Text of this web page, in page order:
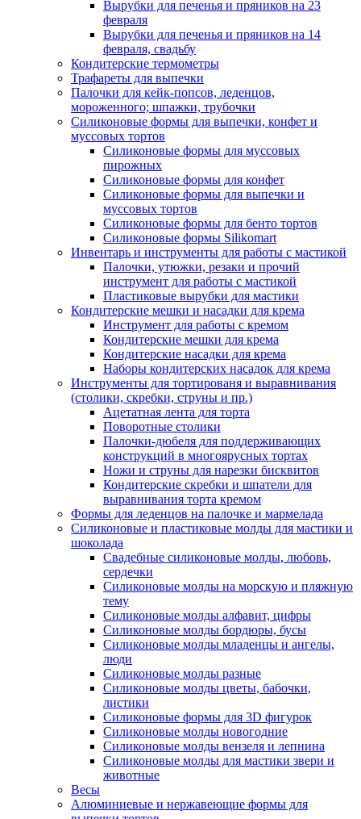
Вырубки для печенья и пряников на 23
февраля
Вырубки для печенья и пряников на 14
февраля, свадьбу
Кондитерские термометры
Трафареты для выпечки
Палочки для кейк-попсов, леденцов,
мороженного; шпажки, трубочки
Силиконовые формы для выпечки, конфет и
муссовых тортов
Силиконовые формы для муссовых
пирожных
Силиконовые формы для конфет
Силиконовые формы для выпечки и
муссовых тортов
Силиконовые формы для бенто тортов
Силиконовые формы Silikomart
Инвентарь и инструменты для работы с мастикой
Палочки, утюжки, резаки и прочий
инструмент для работы с мастикой
Пластиковые вырубки для мастики
Кондитерские мешки и насадки для крема
Инструмент для работы с кремом
Кондитерские мешки для крема
Кондитерские насадки для крема
Наборы кондитерских насадок для крема
Инструменты для тортированя и выравнивания
(столики, скребки, струны и пр.)
Ацетатная лента для торта
Поворотные столики
Палочки-дюбеля для поддерживающих
конструкций в многоярусных тортах
Ножи и струны для нарезки бисквитов
Кондитерские скребки и шпатели для
выравнивания торта кремом
Формы для леденцов на палочке и мармелада
Силиконовые и пластиковые молды для мастики и
шоколада
Свадебные силиконовые молды, любовь,
сердечки
Силиконовые молды на морскую и пляжную
тему
Силиконовые молды алфавит, цифры
Силиконовые молды бордюры, бусы
Силиконовые молды младенцы и ангелы,
люди
Силиконовые молды разные
Силиконовые молды цветы, бабочки,
листики
Силиконовые формы для 3D фигурок
Силиконовые молды новогодние
Силиконовые молды вензеля и лепнина
Силиконовые молды для мастики звери и
животные
Весы
Алюминиевые и нержавеющие формы для